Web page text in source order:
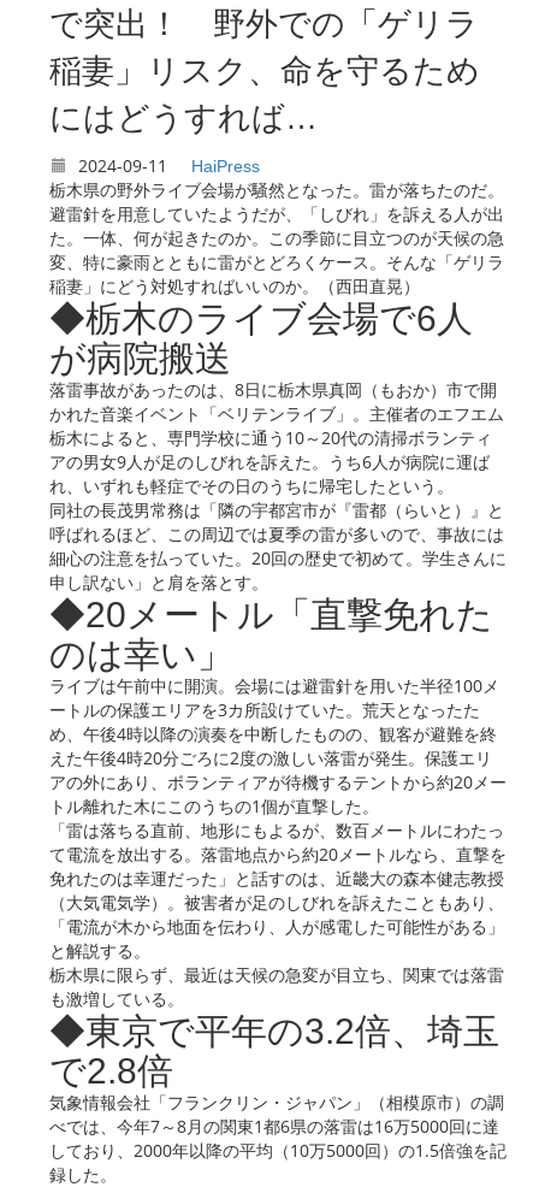
八王子・「湯の花トンネル」列車銃
撃の遺族と向き合った13歳の思い
08-06
で突出！ 野外での「ゲリラ
稲妻」リスク、命を守るため
にはどうすれば…
2024-09-11 HaiPress
栃木県の野外ライブ会場が騒然となった。雷が落ちたのだ。
避雷針を用意していたようだが、「しびれ」を訴える人が出
た。一体、何が起きたのか。この季節に目立つのが天候の急
変、特に豪雨とともに雷がとどろくケース。そんな「ゲリラ
稲妻」にどう対処すればいいのか。（西田直晃）
◆栃木のライブ会場で6人
が病院搬送
落雷事故があったのは、8日に栃木県真岡（もおか）市で開
かれた音楽イベント「ベリテンライブ」。主催者のエフエム
栃木によると、専門学校に通う10～20代の清掃ボランティ
アの男女9人が足のしびれを訴えた。うち6人が病院に運ば
れ、いずれも軽症でその日のうちに帰宅したという。
同社の長茂男常務は「隣の宇都宮市が『雷都（らいと）』と
呼ばれるほど、この周辺では夏季の雷が多いので、事故には
細心の注意を払っていた。20回の歴史で初めて。学生さんに
申し訳ない」と肩を落とす。
◆20メートル「直撃免れた
のは幸い」
ライブは午前中に開演。会場には避雷針を用いた半径100メ
ートルの保護エリアを3カ所設けていた。荒天となったた
め、午後4時以降の演奏を中断したものの、観客が避難を終
えた午後4時20分ごろに2度の激しい落雷が発生。保護エリ
アの外にあり、ボランティアが待機するテントから約20メー
トル離れた木にこのうちの1個が直撃した。
「雷は落ちる直前、地形にもよるが、数百メートルにわたっ
て電流を放出する。落雷地点から約20メートルなら、直撃を
免れたのは幸運だった」と話すのは、近畿大の森本健志教授
（大気電気学）。被害者が足のしびれを訴えたこともあり、
「電流が木から地面を伝わり、人が感電した可能性がある」
と解説する。
栃木県に限らず、最近は天候の急変が目立ち、関東では落雷
も激増している。
◆東京で平年の3.2倍、埼玉
で2.8倍
気象情報会社「フランクリン・ジャパン」（相模原市）の調
べでは、今年7～8月の関東1都6県の落雷は16万5000回に達
しており、2000年以降の平均（10万5000回）の1.5倍強を記
録した。